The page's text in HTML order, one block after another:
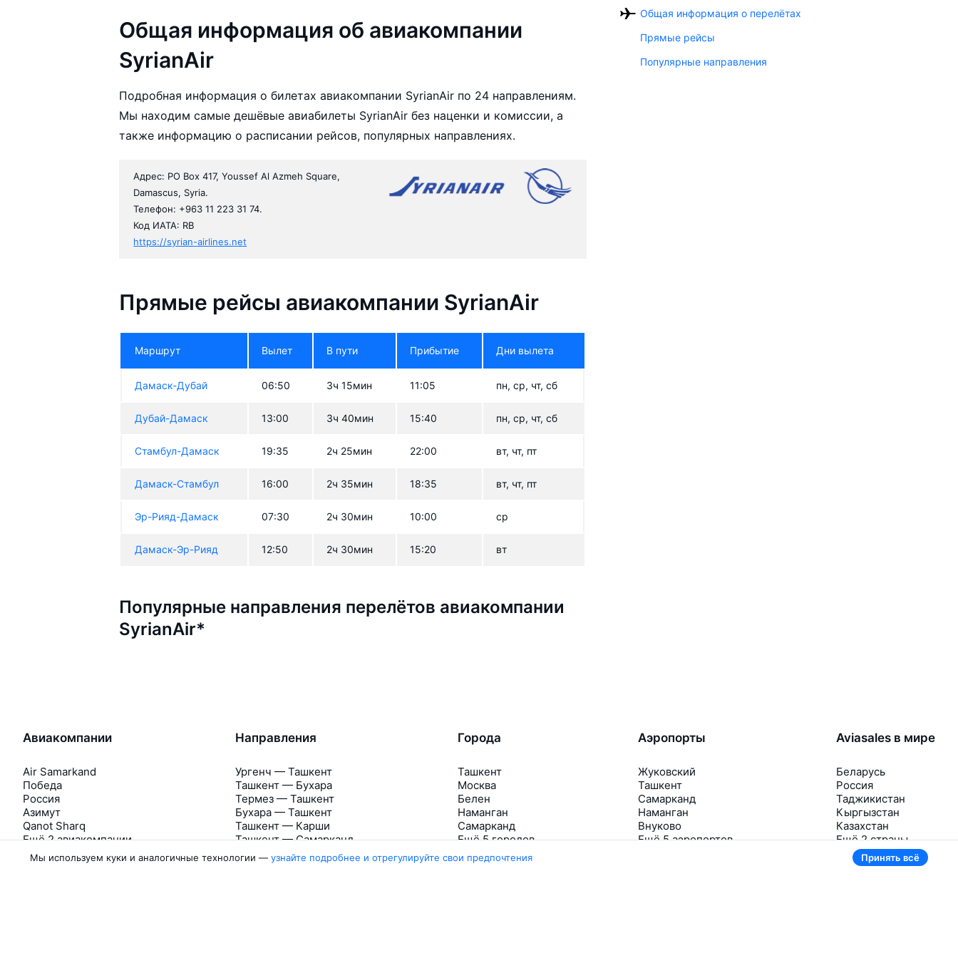
Общая информация об авиакомпании
SyrianAir
Подробная информация о билетах авиакомпании SyrianAir по 24 направлениям.
Мы находим самые дешёвые авиабилеты SyrianAir без наценки и комиссии, а
также информацию о расписании рейсов, популярных направлениях.
Адрес: PO Box 417, Youssef Al Azmeh Square,
Damascus, Syria.
Телефон: +963 11 223 31 74.
Код ИАТА: RB
https://syrian-airlines.net
Прямые рейсы авиакомпании SyrianAir
Маршрут Вылет В пути Прибытие Дни вылета
Дамаск-Дубай 06:50 3ч 15мин 11:05 пн, ср, чт, сб
Дубай-Дамаск 13:00 3ч 40мин 15:40 пн, ср, чт, сб
Стамбул-Дамаск 19:35 2ч 25мин 22:00 вт, чт, пт
Дамаск-Стамбул 16:00 2ч 35мин 18:35 вт, чт, пт
Эр-Рияд-Дамаск 07:30 2ч 30мин 10:00 ср
Дамаск-Эр-Рияд 12:50 2ч 30мин 15:20 вт
Популярные направления перелётов авиакомпании
SyrianAir*
Общая информация о перелётах
Прямые рейсы
Популярные направления
Авиакомпании
Air Samarkand
Победа
Россия
Азимут
Qanot Sharq
Ещё 2 авиакомпании
Направления
Ургенч — Ташкент
Ташкент — Бухара
Термез — Ташкент
Бухара — Ташкент
Ташкент — Карши
Ташкент — Самарканд
Города
Ташкент
Москва
Белен
Наманган
Самарканд
Ещё 5 городов
Аэропорты
Жуковский
Ташкент
Самарканд
Наманган
Внуково
Ещё 5 аэропортов
Aviasales в мире
Беларусь
Россия
Таджикистан
Кыргызстан
Казахстан
Ещё 2 страны
Мы используем куки и аналогичные технологии — узнайте подробнее и отрегулируйте свои предпочтения Принять всё